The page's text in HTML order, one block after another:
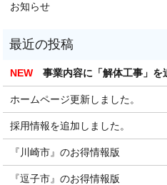
お知らせ
NEW 事業内容に「解体工事」を
ホームページ更新しました。
採用情報を追加しました。
『川崎市』のお得情報版
『逗子市』のお得情報版